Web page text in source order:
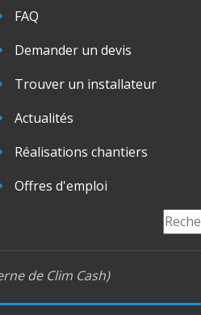
FAQ
Demander un devis
Trouver un installateur
Actualités
Réalisations chantiers
Offres d'emploi
de Clim Cash)